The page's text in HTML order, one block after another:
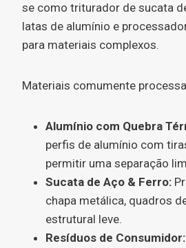
se como triturador de sucata
latas de alumínio e
para materiais complexos.
Materiais comumente
Alumínio com Quebra
perfis de alumínio com
permitir uma separação
Sucata de Aço & Ferro:
chapa metálica, quadros
estrutural leve.
Resíduos de Consumidor: